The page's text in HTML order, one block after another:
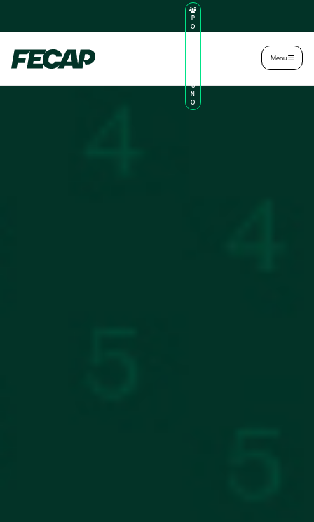
P
O
U
N
O
Menu